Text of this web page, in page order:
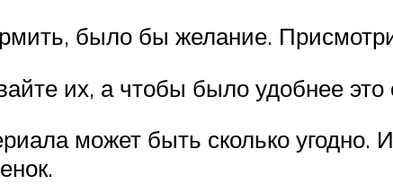
было бы желание.
их, а чтобы было удобнее
может быть сколько